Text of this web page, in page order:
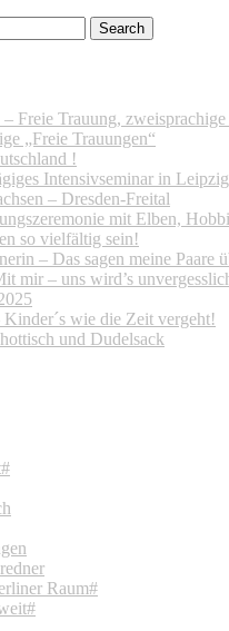
Freie Trauung,
„Freie Trauungen“
!
Intensivseminar in
– Dresden-Freital
mit Elben,
so vielfältig sein!
– Das sagen meine Paare
mir – uns wird’s
wie die Zeit vergeht!
und Dudelsack
Raum#